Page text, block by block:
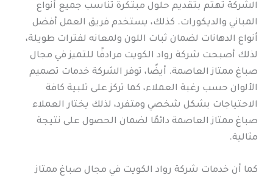
الشركة تهتم بتقديم حلول مبتكرة تناسب جميع أنواع
المباني والديكورات. كذلك، يستخدم فريق العمل أفضل
أنواع الدهانات لضمان ثبات اللون ولمعانه لفترات طويلة،
لذلك أصبحت شركة رواد الكويت مرادفًا للتميز في مجال
صباغ ممتاز العاصمة. أيضًا، توفر الشركة خدمات تصميم
الألوان حسب رغبة العملاء، كما تركز على تلبية كافة
الاحتياجات بشكل شخصي ومتفرد، لذلك يختار العملاء
صباغ ممتاز العاصمة دائمًا لضمان الحصول على نتيجة
مثالية.
كما أن خدمات شركة رواد الكويت في مجال صباغ ممتاز